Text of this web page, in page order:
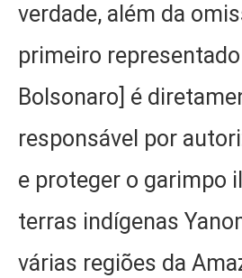
verdade, além da
primeiro
Bolsonaro] é
responsável por
e proteger o garimpo
terras indígenas
várias regiões da